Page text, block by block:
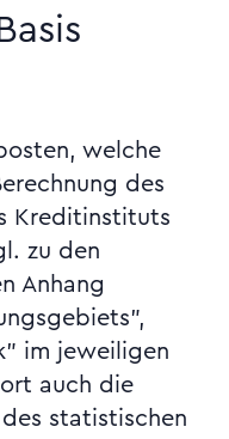
welche
des
Kreditinstituts
zu den
Anhang
im jeweiligen
auch die
statistischen